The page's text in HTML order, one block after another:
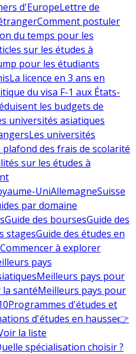
d'EuropeLettre de
Comment postuler
du temps pour les
sur les études à
pour les étudiants
La licence en 3 ans en
du visa F-1 aux États-
les budgets de
universités asiatiques
Les universités
des frais de scolarité
sur les études à
UniAllemagneSuisse
par domaine
Guide des boursesGuide des
stagesGuide des études en
Commencer à explorer
pays
Meilleurs pays pour
santéMeilleurs pays pour
Programmes d'études et
d'études en hausse👉
la liste
spécialisation choisir ?